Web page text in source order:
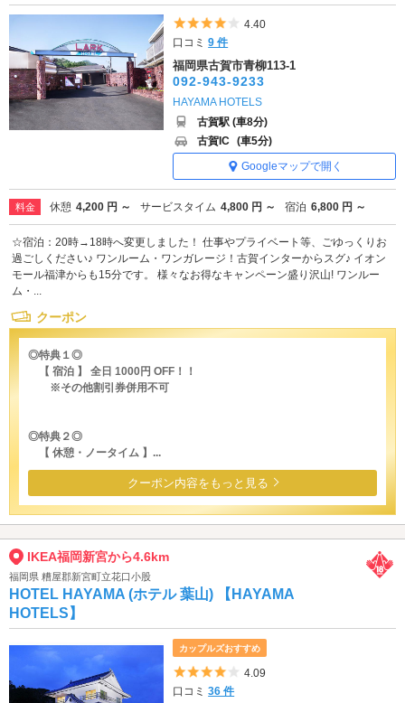
5つ星のうち4
4.40
口コミ9 件
福岡県古賀市青柳113-1
092-943-9233
HAYAMA HOTELS
古賀駅 (車8分)
古賀IC (車5分)
Googleマップで開く
料金 休憩 4,200 円 ～ サービスタイム 4,800 円 ～ 宿泊 6,800 円 ～
☆宿泊：20時→18時へ変更しました！ 仕事やプライベート等、ごゆっくりお
過ごしください♪ ワンルーム・ワンガレージ！古賀インターからスグ♪ イオン
モール福津からも15分です。 様々なお得なキャンペーン盛り沢山! ワンルー
ム・...
クーポン
◎特典１◎
【 宿泊 】 全日 1000円 OFF！！
※その他割引券併用不可
◎特典２◎
【 休憩・ノータイム 】...
クーポン内容をもっと見る
IKEA福岡新宮から4.6km
福岡県 糟屋郡新宮町立花口小股
HOTEL HAYAMA (ホテル 葉山) 【HAYAMA
HOTELS】
カップルズおすすめ
5つ星のうち4
4.09
口コミ36 件